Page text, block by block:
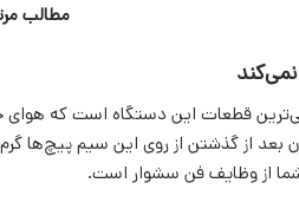
مطالب
بعد از گذشتن از روی این سیم پیچ‌ها
از وظایف فن سشوار است.